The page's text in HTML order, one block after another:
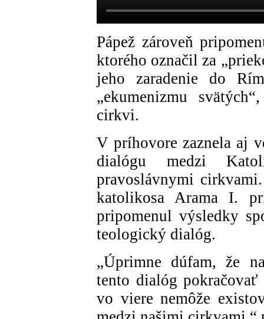
Pápež zároveň
ktorého označil za
jeho zaradenie do
„ekumenizmu
cirkvi.
V príhovore zaznela aj
dialógu medzi
pravoslávnymi
katolikosa Arama I.
pripomenul výsledky
teologický dialóg.
„Úprimne dúfam, že
tento dialóg
vo viere nemôže